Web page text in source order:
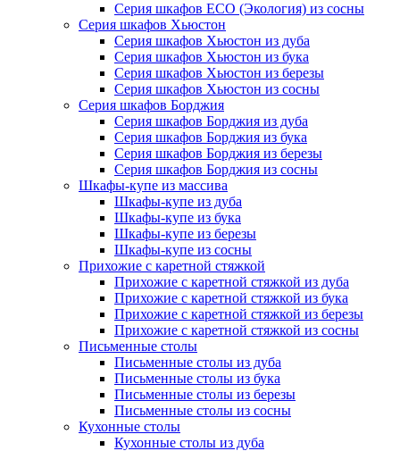
Серия шкафов ECO (Экология) из сосны
Серия шкафов Хьюстон
Серия шкафов Хьюстон из дуба
Серия шкафов Хьюстон из бука
Серия шкафов Хьюстон из березы
Серия шкафов Хьюстон из сосны
Серия шкафов Борджия
Серия шкафов Борджия из дуба
Серия шкафов Борджия из бука
Серия шкафов Борджия из березы
Серия шкафов Борджия из сосны
Шкафы-купе из массива
Шкафы-купе из дуба
Шкафы-купе из бука
Шкафы-купе из березы
Шкафы-купе из сосны
Прихожие с каретной стяжкой
Прихожие с каретной стяжкой из дуба
Прихожие с каретной стяжкой из бука
Прихожие с каретной стяжкой из березы
Прихожие с каретной стяжкой из сосны
Письменные столы
Письменные столы из дуба
Письменные столы из бука
Письменные столы из березы
Письменные столы из сосны
Кухонные столы
Кухонные столы из дуба